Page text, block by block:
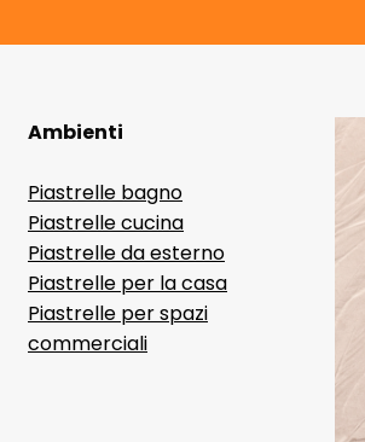
Ambienti
Piastrelle bagno
Piastrelle cucina
Piastrelle da esterno
Piastrelle per la casa
Piastrelle per spazi
commerciali